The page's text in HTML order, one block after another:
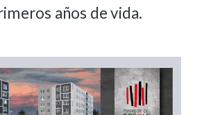
años de vida.